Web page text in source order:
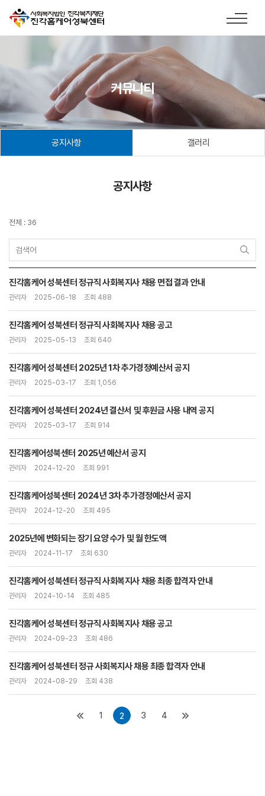
커뮤니티
공지사항 갤러리
공지사항
전체 : 36
진각홈케어 성북센터 정규직 사회복지사 채용 면접 결과 안내
관리자 2025-06-18 조회 488
진각홈케어 성북센터 정규직 사회복지사 채용 공고
관리자 2025-05-13 조회 640
진각홈케어 성북센터 2025년 1차 추가경정예산서 공지
관리자 2025-03-17 조회 1,056
진각홈케어 성북센터 2024년 결산서 및 후원금 사용 내역 공지
관리자 2025-03-17 조회 914
진각홈케어성북센터 2025년 예산서 공지
관리자 2024-12-20 조회 991
진각홈케어성북센터 2024년 3차 추가경정예산서 공지
관리자 2024-12-20 조회 495
2025년에 변화되는 장기 요양 수가 및 월 한도액
관리자 2024-11-17 조회 630
진각홈케어 성북센터 정규직 사회복지사 채용 최종 합격자 안내
관리자 2024-10-14 조회 485
진각홈케어 성북센터 정규직 사회복지사 채용 공고
관리자 2024-09-23 조회 486
진각홈케어 성북센터 정규 사회복지사 채용 최종 합격자 안내
관리자 2024-08-29 조회 438
1 2 3 4